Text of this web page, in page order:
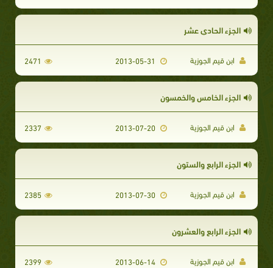
الجزء الحادي عشر
ابن قيم الجوزية 2471
الجزء الخامس والخمسون
ابن قيم الجوزية 2337
الجزء الرابع والستون
ابن قيم الجوزية 2385
الجزء الرابع والعشرون
ابن قيم الجوزية 2399